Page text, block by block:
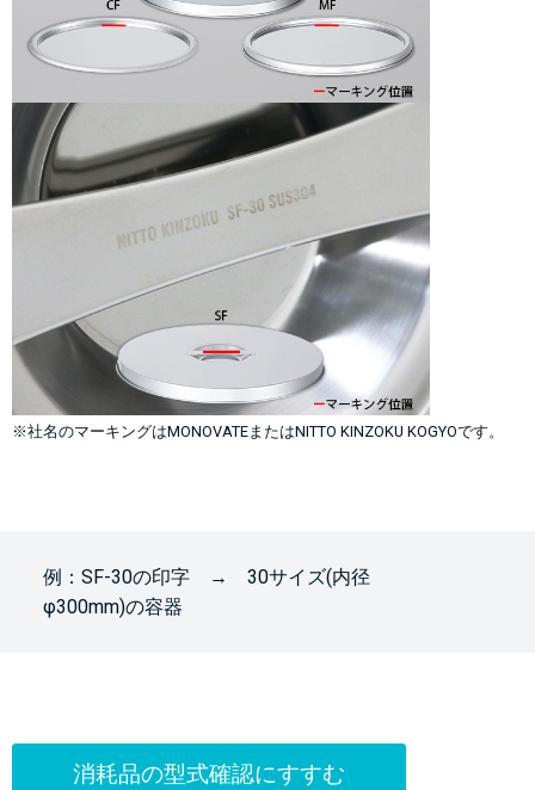
※社名のマーキングはMONOVATEまたはNITTO KINZOKU KOGYOです。
例：SF-30の印字 → 30サイズ(内径
φ300mm)の容器
消耗品の型式確認にすすむ